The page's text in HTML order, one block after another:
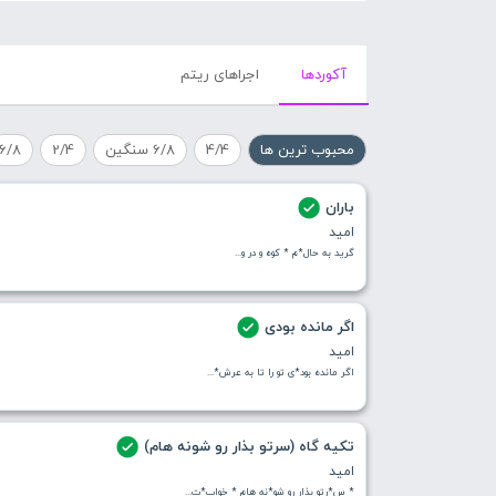
آکورد‌ها اجراهای ریتم
محبوب ترین ها 4/4 6/8 سنگین 2/4
6/8
باران
امید
گرید به حال*م * کوه و در و...
اگر مانده بودی
امید
اگر مانده بود*ی تو را تا به عرش*...
تکیه گاه (سرتو بذار رو شونه هام)
امید
* س*رتو بذار رو شو*نه هام * خواب*ت...